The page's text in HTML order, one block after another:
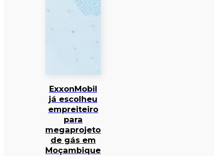
ExxonMobil
já escolheu
empreiteiro
para
megaprojeto
de gás em
Moçambique